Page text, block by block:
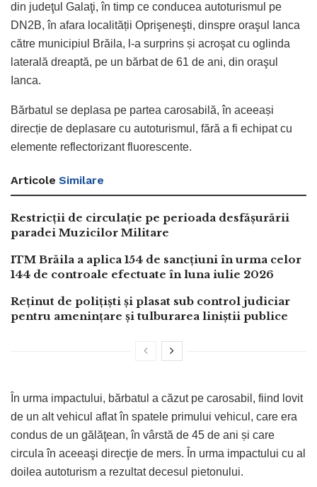
din judeţul Galaţi, în timp ce conducea autoturismul pe
DN2B, în afara localității Oprişeneşti, dinspre oraşul Ianca
către municipiul Brăila, l-a surprins și acroşat cu oglinda
laterală dreaptă, pe un bărbat de 61 de ani, din oraşul
Ianca.
Bărbatul se deplasa pe partea carosabilă, în aceeași
direcție de deplasare cu autoturismul, fără a fi echipat cu
elemente reflectorizant fluorescente.
Articole Similare
Restricții de circulație pe perioada desfășurării
paradei Muzicilor Militare
ITM Brăila a aplica 154 de sancțiuni în urma celor
144 de controale efectuate în luna iulie 2026
Reținut de polițiști și plasat sub control judiciar
pentru amenințare și tulburarea liniștii publice
În urma impactului, bărbatul a căzut pe carosabil, fiind lovit
de un alt vehicul aflat în spatele primului vehicul, care era
condus de un gălăţean, în vârstă de 45 de ani și care
circula în aceeaşi direcţie de mers. În urma impactului cu al
doilea autoturism a rezultat decesul pietonului.